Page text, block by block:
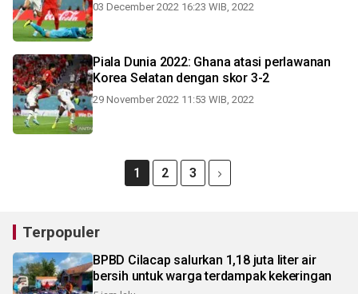
03 December 2022 16:23 WIB, 2022
Piala Dunia 2022: Ghana atasi perlawanan
Korea Selatan dengan skor 3-2
29 November 2022 11:53 WIB, 2022
1 2 3
Terpopuler
BPBD Cilacap salurkan 1,18 juta liter air
bersih untuk warga terdampak kekeringan